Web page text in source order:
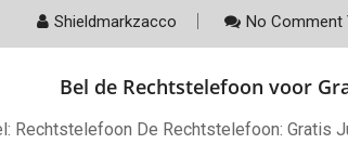
Shieldmarkzacco No Comment
Bel de Rechtstelefoon voor
Rechtstelefoon De Rechtstelefoon: Gratis